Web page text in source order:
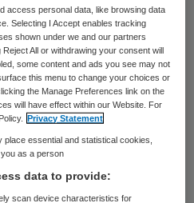
van Psychiaters
van Artsen in
en Federatie Medisch
de handen ineen
specialisten hierbij de
.
access personal data, like browsing data
Selecting I Accept enables tracking
shown under we and our partners
All or withdrawing your consent will
some content and ads you see may not
this menu to change your choices or
the Manage Preferences link on the
will have effect within our Website. For
Privacy Statement
essential and statistical cookies,
as a person
data to provide:
scan device characteristics for